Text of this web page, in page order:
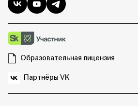
Образовательная лицензия
Партнёры VK